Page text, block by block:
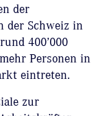
der
der Schweiz in
400’000
Personen in
eintreten.
zur